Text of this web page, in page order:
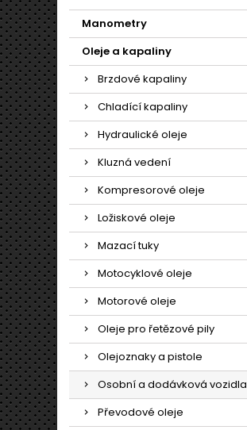
Manometry
Oleje a kapaliny
Brzdové kapaliny
Chladící kapaliny
Hydraulické oleje
Kluzná vedení
Kompresorové oleje
Ložiskové oleje
Mazací tuky
Motocyklové oleje
Motorové oleje
Oleje pro řetězové pily
Olejoznaky a pistole
Osobní a dodávková vozidla
Převodové oleje